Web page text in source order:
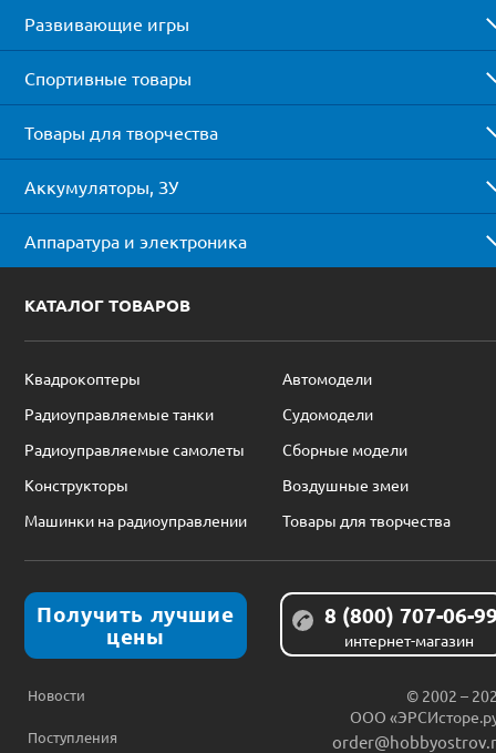
Развивающие игры
Спортивные товары
Товары для творчества
Аккумуляторы, ЗУ
Аппаратура и электроника
КАТАЛОГ ТОВАРОВ
Квадрокоптеры
Автомодели
Радиоуправляемые танки
Судомодели
Радиоуправляемые самолеты
Сборные модели
Конструкторы
Воздушные змеи
Машинки на радиоуправлении
Товары для творчества
Получить лучшие
цены
8 (800) 707-06-
интернет-магазин
Новости
Поступления
© 2002 –
ООО